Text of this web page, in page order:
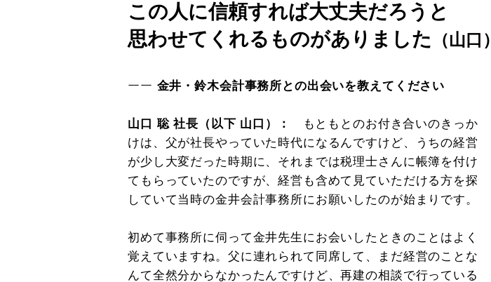
この人に信頼すれば大丈夫だろうと
思わせてくれるものがありました
（山口）
ーー 金井・鈴木会計事務所との出会いを教えてください
山口 聡 社長（以下 山口）：
もともとのお付き合いのきっか
けは、父が社長やっていた時代になるんですけど、うちの経営
が少し大変だった時期に、それまでは税理士さんに帳簿を付け
てもらっていたのですが、経営も含めて見ていただける方を探
していて当時の金井会計事務所にお願いしたのが始まりです。
初めて事務所に伺って金井先生にお会いしたときのことはよく
覚えていますね。父に連れられて同席して、まだ経営のことな
んて全然分からなかったんですけど、再建の相談で行っている